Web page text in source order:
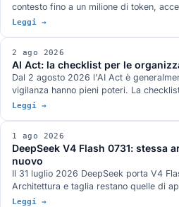
contesto fino a un milione di token,
attraverso le API di Model Studio e la
benchmark pubblicati da Qwen, dove il
la serie Max finora.
Leggi →
2 ago 2026
AI Act: la checklist per le
Dal 2 agosto 2026 l'AI Act è
vigilanza hanno pieni poteri. La
per chi fornisce e chi usa sistemi AI,
Leggi →
1 ago 2026
DeepSeek V4 Flash 0731: stessa
nuovo
Il 31 luglio 2026 DeepSeek porta V4
Architettura e taglia restano quelle di
e il guadagno viene tutto dal post-
Leggi →